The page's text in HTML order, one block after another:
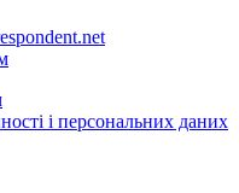
і персональних даних